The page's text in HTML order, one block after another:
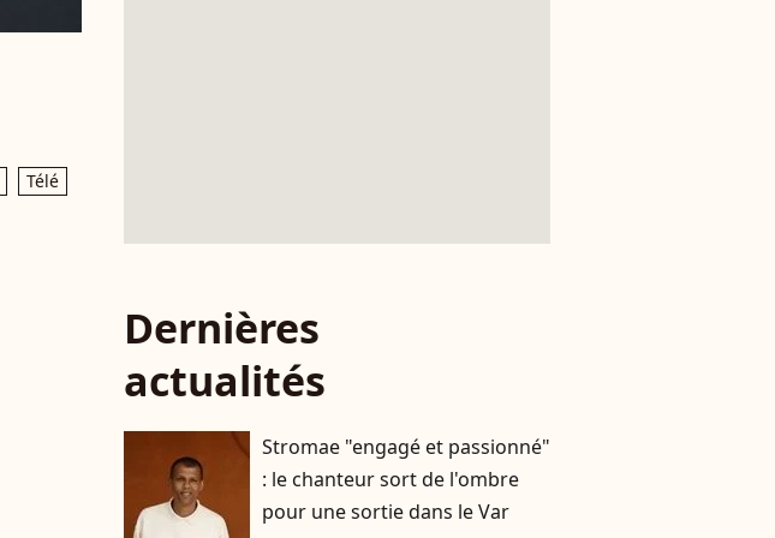
Télé
Dernières
actualités
Stromae "engagé et passionné"
: le chanteur sort de l'ombre
pour une sortie dans le Var